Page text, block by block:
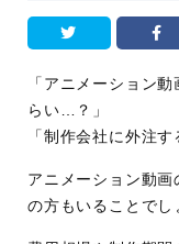
「アニメーション
らい…？」
「制作会社に外注
アニメーション動画
の方もいることでし